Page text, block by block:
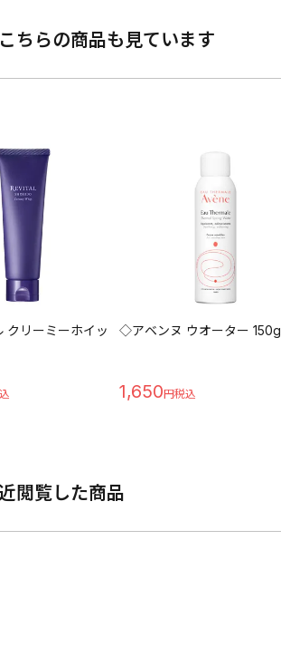
ちらの商品も見ています
リーミーホイッ
◇アベンヌ ウオーター 150g
1,650
閲覧した商品